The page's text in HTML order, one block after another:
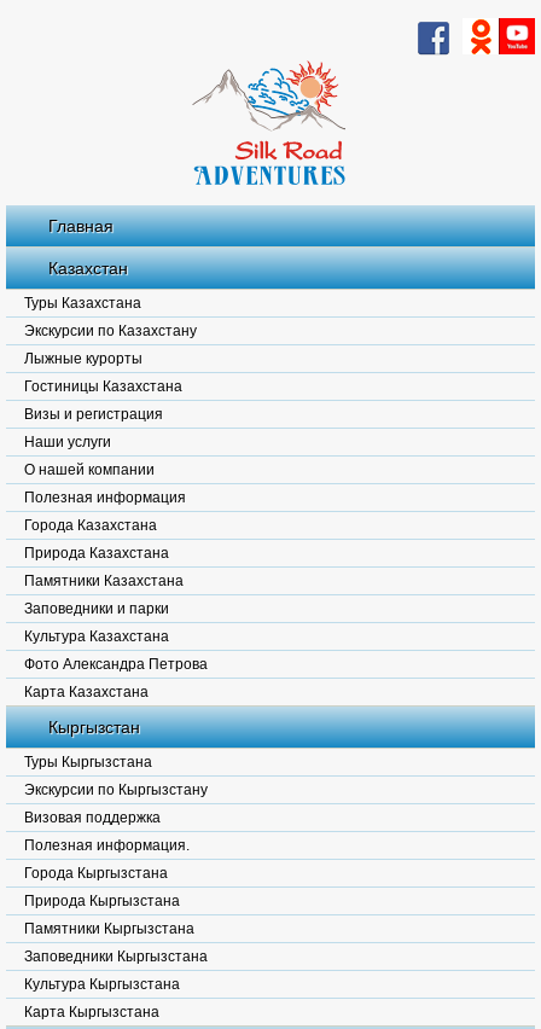
Главная
Казахстан
Туры Казахстана
Экскурсии по Казахстану
Лыжные курорты
Гостиницы Казахстана
Визы и регистрация
Наши услуги
О нашей компании
Полезная информация
Города Казахстана
Природа Казахстана
Памятники Казахстана
Заповедники и парки
Культура Казахстана
Фото Александра Петрова
Карта Казахстана
Кыргызстан
Туры Кыргызстана
Экскурсии по Кыргызстану
Визовая поддержка
Полезная информация.
Города Кыргызстана
Природа Кыргызстана
Памятники Кыргызстана
Заповедники Кыргызстана
Культура Кыргызстана
Карта Кыргызстана